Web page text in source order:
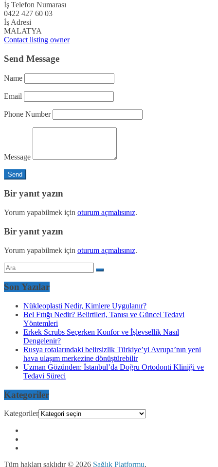
İş Telefon Numarası
0422 427 60 03
İş Adresi
MALATYA
Contact listing owner
Send Message
Name
Email
Phone Number
Message
Bir yanıt yazın
Yorum yapabilmek için oturum açmalısınız.
Bir yanıt yazın
Yorum yapabilmek için oturum açmalısınız.
Son Yazılar
Nükleoplasti Nedir, Kimlere Uygulanır?
Bel Fıtığı Nedir? Belirtileri, Tanısı ve Güncel Tedavi
Yöntemleri
Erkek Scrubs Seçerken Konfor ve İşlevsellik Nasıl
Dengelenir?
Rusya rotalarındaki belirsizlik Türkiye’yi Avrupa’nın yeni
hava ulaşım merkezine dönüştürebilir
Uzman Gözünden: İstanbul’da Doğru Ortodonti Kliniği ve
Tedavi Süreci
Kategoriler
Kategoriler
Tüm hakları saklıdır © 2026 Sağlık Platformu.